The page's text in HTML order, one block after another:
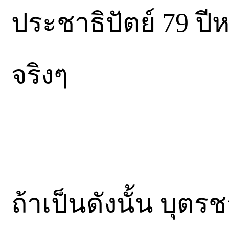
ประชาธิปัตย์ 79
จริงๆ
ถ้าเป็นดังนั้น บุตร